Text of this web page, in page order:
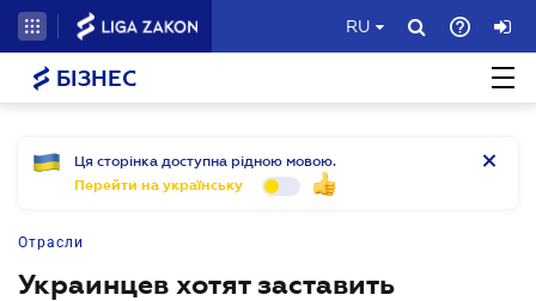
RU
БІЗНЕС
Ця сторінка доступна рідною мовою.
Перейти на українську
Отрасли
Украинцев хотят заставить